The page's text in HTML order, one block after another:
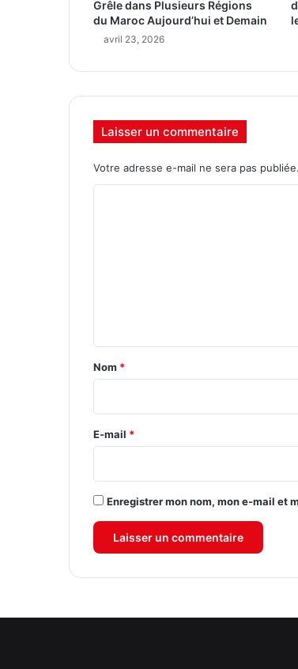
Grêle dans Plusieurs Régions
du Maroc Aujourd’hui et Demain
avril 23, 2026
Laisser un commentaire
Votre adresse e-mail ne sera pas publiée.
a
r
e
Nom *
E-mail *
Enregistrer mon nom, mon e-mail et